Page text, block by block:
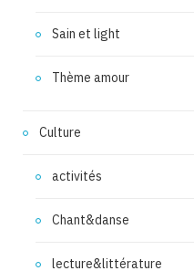
Sain et light
Thème amour
Culture
activités
Chant&danse
lecture&littérature